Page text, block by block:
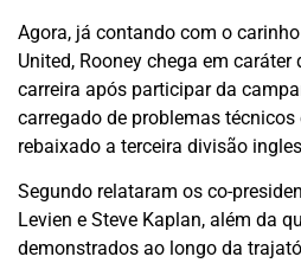
Agora, já contando com o
United, Rooney chega em caráter
carreira após participar da
carregado de problemas
rebaixado a terceira divisão
Segundo relataram os co-
Levien e Steve Kaplan, além da
demonstrados ao longo da